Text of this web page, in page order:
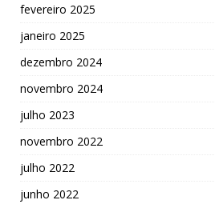
fevereiro 2025
janeiro 2025
dezembro 2024
novembro 2024
julho 2023
novembro 2022
julho 2022
junho 2022